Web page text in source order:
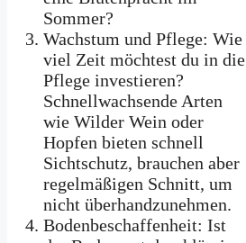
Sommer?
Wachstum und Pflege: Wie
viel Zeit möchtest du in die
Pflege investieren?
Schnellwachsende Arten
wie Wilder Wein oder
Hopfen bieten schnell
Sichtschutz, brauchen aber
regelmäßigen Schnitt, um
nicht überhandzunehmen.
Bodenbeschaffenheit: Ist